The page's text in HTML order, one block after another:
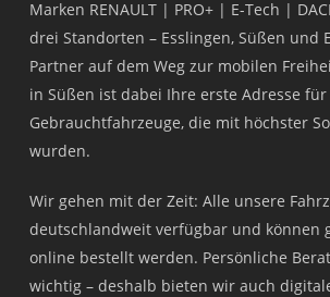
Marken RENAULT | PRO+ | E-Tech |
drei Standorten – Esslingen, Süßen und
Partner auf dem Weg zur mobilen
in Süßen ist dabei Ihre erste Adresse für
Gebrauchtfahrzeuge, die mit höchster
wurden.
Wir gehen mit der Zeit: Alle unsere
deutschlandweit verfügbar und können
online bestellt werden. Persönliche
wichtig – deshalb bieten wir auch